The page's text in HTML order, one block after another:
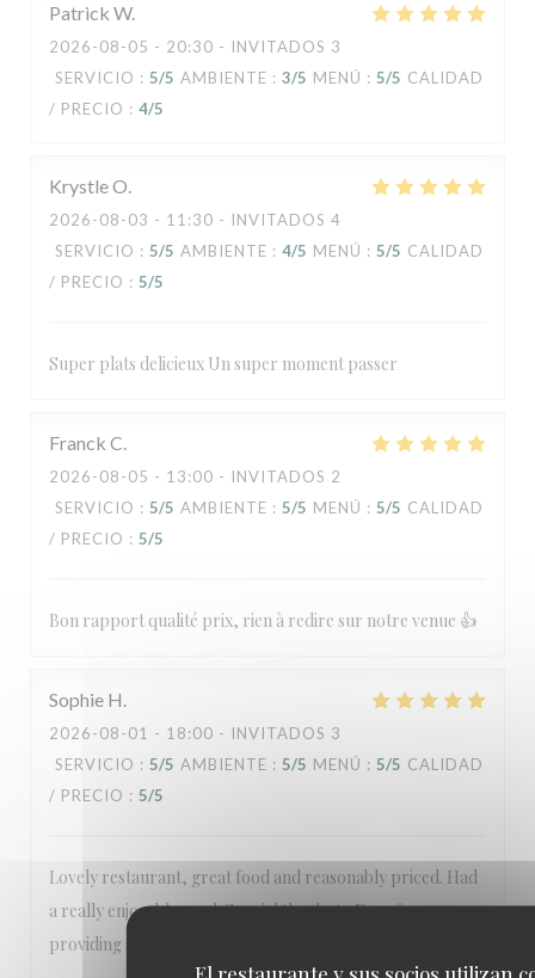
El restaurante y sus socios utilizan
Patrick W
2026-08-05 - 20:30 - INVITADOS 3
SERVICIO : 5/5 AMBIENTE : 3/5 MENÚ : 5/5 CALIDAD
/ PRECIO : 4/5
KrystleO
2026-08-03 - 11:30 - INVITADOS 4
SERVICIO : 5/5 AMBIENTE : 4/5 MENÚ : 5/5 CALIDAD
/ PRECIO : 5/5
Super plats delicieux Un super moment passer
Franck C
2026-08-05 - 13:00 - INVITADOS 2
SERVICIO : 5/5 AMBIENTE : 5/5 MENÚ : 5/5 CALIDAD
/ PRECIO : 5/5
Bon rapport qualité prix, rien à redire sur notre venue 👍
Sophie H
2026-08-01 - 18:00 - INVITADOS 3
SERVICIO : 5/5 AMBIENTE : 5/5 MENÚ : 5/5 CALIDAD
/ PRECIO : 5/5
Lovely restaurant, great food and reasonably priced. Had
a really enjoyable meal. Special thanks to Evan for
providing a great service throughout